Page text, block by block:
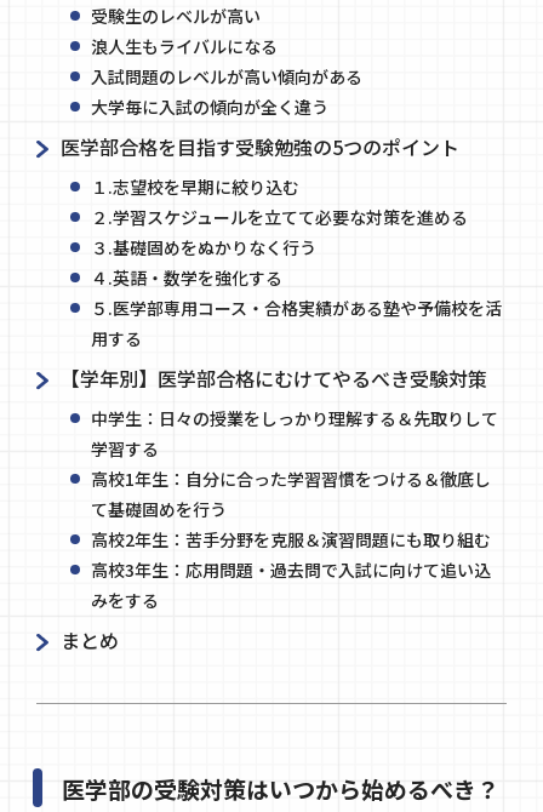
受験生のレベルが高い
浪人生もライバルになる
入試問題のレベルが高い傾向がある
大学毎に入試の傾向が全く違う
医学部合格を目指す受験勉強の5つのポイント
１.志望校を早期に絞り込む
２.学習スケジュールを立てて必要な対策を進める
３.基礎固めをぬかりなく行う
４.英語・数学を強化する
５.医学部専用コース・合格実績がある塾や予備校を活
用する
【学年別】医学部合格にむけてやるべき受験対策
中学生：日々の授業をしっかり理解する＆先取りして
学習する
高校1年生：自分に合った学習習慣をつける＆徹底し
て基礎固めを行う
高校2年生：苦手分野を克服＆演習問題にも取り組む
高校3年生：応用問題・過去問で入試に向けて追い込
みをする
まとめ
医学部の受験対策はいつから始めるべき？